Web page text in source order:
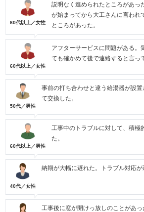
60代以上／女性
説明なく進められたところがあっ
が始まってから大工さんに言われ
ところがあった。
60代以上／女性
アフターサービスに問題がある。
ても確かめて後で連絡すると言っ
50代／男性
事前の打ち合わせと違う給湯器が設
て交換した。
60代以上／男性
工事中のトラブルに対して、積極
た。
40代／女性
納期が大幅に遅れた。トラブル対応が
工事後に窓が開けっ放しのことがあっ